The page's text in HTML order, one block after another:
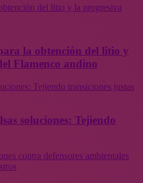
del litio y la progresiva
la obtención del litio y
Flamenco andino
Tejiendo transiciones justas
soluciones: Tejiendo
contra defensores ambientales